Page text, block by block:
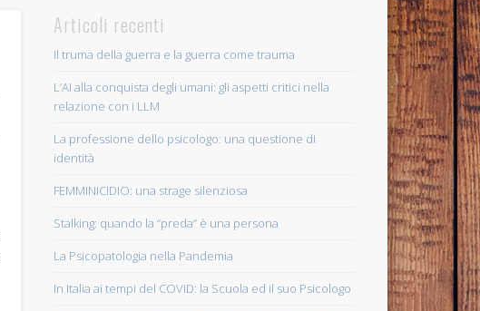
Articoli recenti
Il truma della guerra e la guerra come trauma
L’AI alla conquista degli umani: gli aspetti critici nella
relazione con i LLM
La professione dello psicologo: una questione di
identità
FEMMINICIDIO: una strage silenziosa
Stalking: quando la “preda” è una persona
La Psicopatologia nella Pandemia
In Italia ai tempi del COVID: la Scuola ed il suo Psicologo